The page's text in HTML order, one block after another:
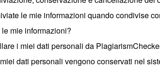
le mie informazioni quando condivise
mie informazioni?
i miei dati personali da
dati personali vengono conservati nel